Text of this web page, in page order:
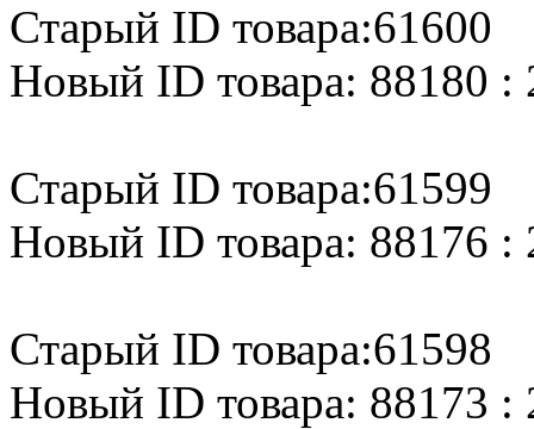
Старый ID товара:61600
Новый ID товара: 88180 :
Старый ID товара:61599
Новый ID товара: 88176 :
Старый ID товара:61598
Новый ID товара: 88173 :